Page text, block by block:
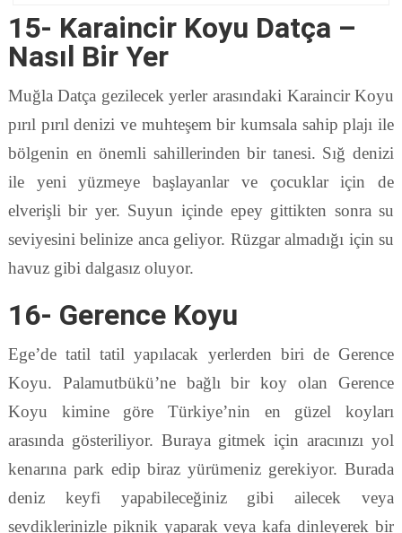
15- Karaincir Koyu Datça –
Nasıl Bir Yer
Muğla Datça gezilecek yerler arasındaki Karaincir Koyu
pırıl pırıl denizi ve muhteşem bir kumsala sahip plajı ile
bölgenin en önemli sahillerinden bir tanesi. Sığ denizi
ile yeni yüzmeye başlayanlar ve çocuklar için de
elverişli bir yer. Suyun içinde epey gittikten sonra su
seviyesini belinize anca geliyor. Rüzgar almadığı için su
havuz gibi dalgasız oluyor.
16- Gerence Koyu
Ege’de tatil tatil yapılacak yerlerden biri de Gerence
Koyu. Palamutbükü’ne bağlı bir koy olan Gerence
Koyu kimine göre Türkiye’nin en güzel koyları
arasında gösteriliyor. Buraya gitmek için aracınızı yol
kenarına park edip biraz yürümeniz gerekiyor. Burada
deniz keyfi yapabileceğiniz gibi ailecek veya
sevdiklerinizle piknik yaparak veya kafa dinleyerek bir